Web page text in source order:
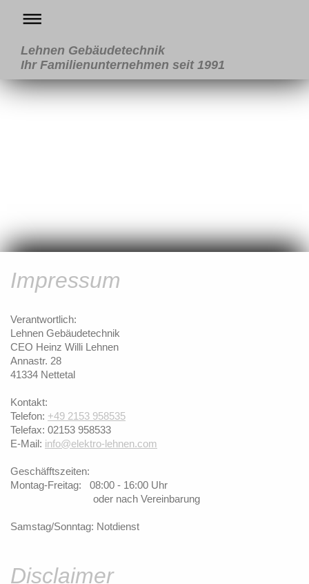
Lehnen Gebäudetechnik
Ihr Familienunternehmen seit 1991
Impressum
Verantwortlich:
Lehnen Gebäudetechnik
CEO Heinz Willi Lehnen
Annastr. 28
41334 Nettetal
Kontakt:
Telefon: +49 2153 958535
Telefax: 02153 958533
E-Mail: info@elektro-lehnen.com
Geschäfftszeiten:
Montag-Freitag: 08:00 - 16:00 Uhr
oder nach Vereinbarung
Samstag/Sonntag: Notdienst
Disclaimer